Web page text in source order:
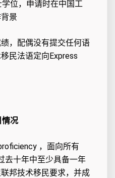
位，申请时在中国工
景
，配偶没有提交任何语
民法语定向Express
情况
，面向所有
去十年中至少具备一年
邦技术移民要求，并成